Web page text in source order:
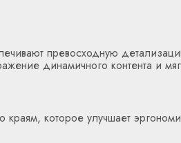
превосходную
динамичного контента и
которое улучшает